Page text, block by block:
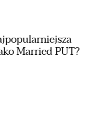
Married PUT?